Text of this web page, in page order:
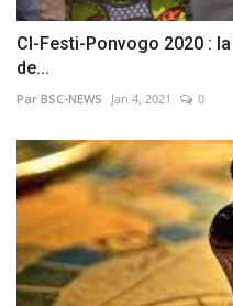
CI-Festi-Ponvogo 2020 :
de...
Par BSC-NEWS Jan 4, 2021 0